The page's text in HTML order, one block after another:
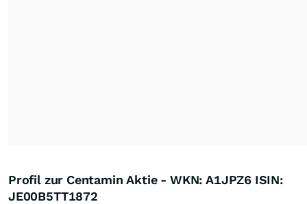
Profil zur Centamin Aktie - WKN: A1JPZ6 ISIN:
JE00B5TT1872